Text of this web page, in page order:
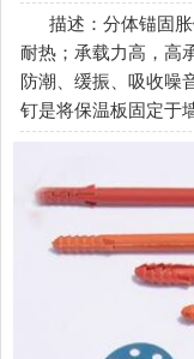
描述：分体锚固
耐热；承载力高，高
防潮、缓振、吸收噪
钉是将保温板固定于